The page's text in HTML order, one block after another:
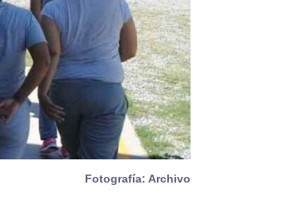
Fotografía: Archivo